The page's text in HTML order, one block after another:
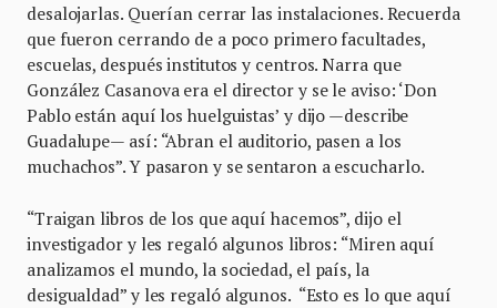
desalojarlas. Querían cerrar las instalaciones. Recuerda
que fueron cerrando de a poco primero facultades,
escuelas, después institutos y centros. Narra que
González Casanova era el director y se le aviso: ‘Don
Pablo están aquí los huelguistas’ y dijo —describe
Guadalupe— así: “Abran el auditorio, pasen a los
muchachos”. Y pasaron y se sentaron a escucharlo.
“Traigan libros de los que aquí hacemos”, dijo el
investigador y les regaló algunos libros: “Miren aquí
analizamos el mundo, la sociedad, el país, la
desigualdad” y les regaló algunos. “Esto es lo que aquí